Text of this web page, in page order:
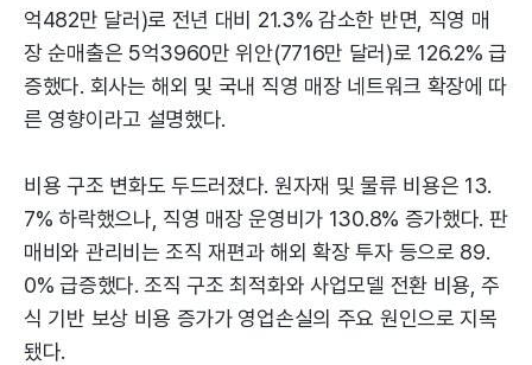
억482만 달러)로 전년 대비 21.3% 감소한 반면, 직영 매
장 순매출은 5억3960만 위안(7716만 달러)로 126.2% 급
증했다. 회사는 해외 및 국내 직영 매장 네트워크 확장에 따
른 영향이라고 설명했다.
비용 구조 변화도 두드러졌다. 원자재 및 물류 비용은 13.
7% 하락했으나, 직영 매장 운영비가 130.8% 증가했다. 판
매비와 관리비는 조직 재편과 해외 확장 투자 등으로 89.
0% 급증했다. 조직 구조 최적화와 사업모델 전환 비용, 주
식 기반 보상 비용 증가가 영업손실의 주요 원인으로 지목
됐다.